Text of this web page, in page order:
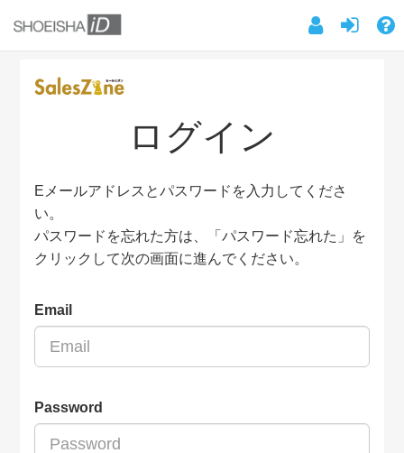
ログイン
Eメールアドレスとパスワードを入力してくださ
い。
パスワードを忘れた方は、「パスワード忘れた」を
クリックして次の画面に進んでください。
Email
Password